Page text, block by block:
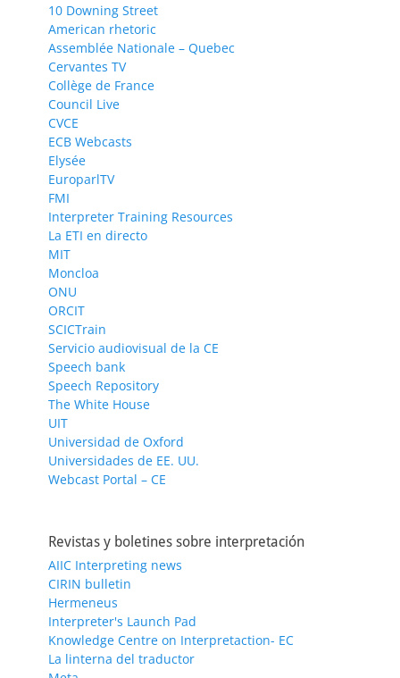
10 Downing Street
American rhetoric
Assemblée Nationale – Quebec
Cervantes TV
Collège de France
Council Live
CVCE
ECB Webcasts
Elysée
EuroparlTV
FMI
Interpreter Training Resources
La ETI en directo
MIT
Moncloa
ONU
ORCIT
SCICTrain
Servicio audiovisual de la CE
Speech bank
Speech Repository
The White House
UIT
Universidad de Oxford
Universidades de EE. UU.
Webcast Portal – CE
Revistas y boletines sobre interpretación
AIIC Interpreting news
CIRIN bulletin
Hermeneus
Interpreter's Launch Pad
Knowledge Centre on Interpretaction- EC
La linterna del traductor